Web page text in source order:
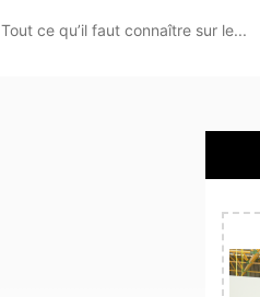
Tout ce qu’il faut connaître sur le...